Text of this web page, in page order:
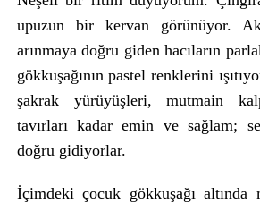
upuzun bir kervan görünüyor.
arınmaya doğru giden hacıların
gökkuşağının pastel renklerini
şakrak yürüyüşleri, mutmain
tavırları kadar emin ve sağlam;
doğru gidiyorlar.
İçimdeki çocuk gökkuşağı altında